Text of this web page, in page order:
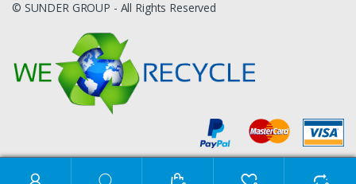
© SUNDER GROUP - All Rights Reserved
Ieškoti: